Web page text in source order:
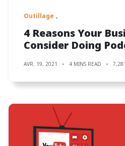
Outillage
4 Reasons Your
Consider Doing
AVR. 19, 2021 4 MINS READ